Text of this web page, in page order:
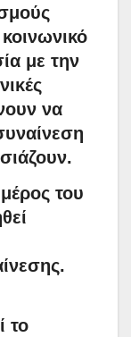
με την
να
του
το